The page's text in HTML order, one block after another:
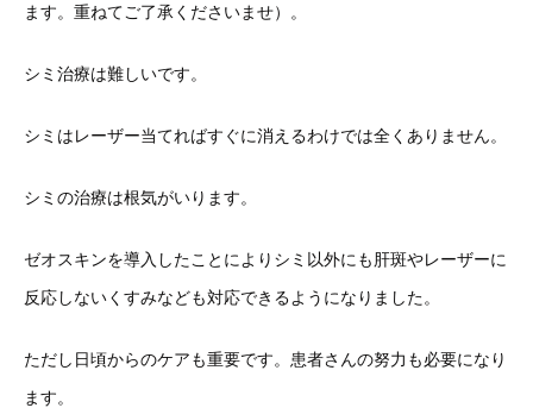
ます。重ねてご了承くださいませ）。
シミ治療は難しいです。
シミはレーザー当てればすぐに消えるわけでは全くありません。
シミの治療は根気がいります。
ゼオスキンを導入したことによりシミ以外にも肝斑やレーザーに
反応しないくすみなども対応できるようになりました。
ただし日頃からのケアも重要です。患者さんの努力も必要になり
ます。